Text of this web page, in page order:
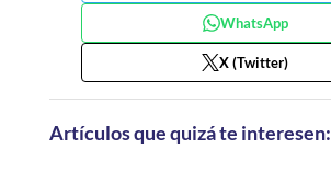
WhatsApp
X (Twitter)
Artículos que quizá te interesen: